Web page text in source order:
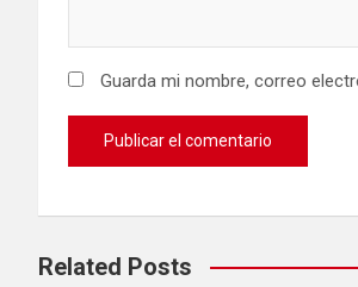
Guarda mi nombre, correo
Related Posts